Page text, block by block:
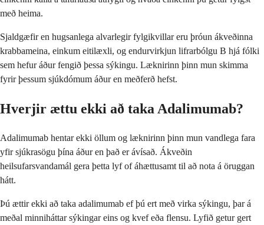
með heima.
Sjaldgæfir en hugsanlega alvarlegir fylgikvillar eru þróun ákveðinna
krabbameina, einkum eitilæxli, og endurvirkjun lifrarbólgu B hjá fólki
sem hefur áður fengið þessa sýkingu. Læknirinn þinn mun skimma
fyrir þessum sjúkdómum áður en meðferð hefst.
Hverjir ættu ekki að taka Adalimumab?
Adalimumab hentar ekki öllum og læknirinn þinn mun vandlega fara
yfir sjúkrasögu þína áður en það er ávísað. Ákveðin
heilsufarsvandamál gera þetta lyf of áhættusamt til að nota á öruggan
hátt.
Þú ættir ekki að taka adalimumab ef þú ert með virka sýkingu, þar á
meðal minniháttar sýkingar eins og kvef eða flensu. Lyfið getur gert